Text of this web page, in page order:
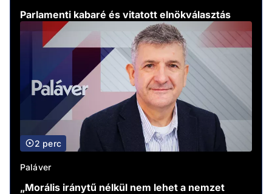
Parlamenti kabaré és vitatott elnökválasztás
2 perc
Paláver
„Morális iránytű nélkül nem lehet a nemzet